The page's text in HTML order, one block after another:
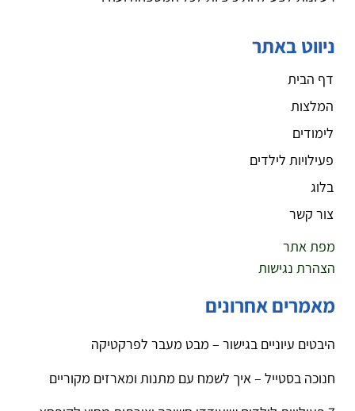
ניווט באתר
דף הבית
המלצות
לימודים
פעילויות לילדים
בלוג
צור קשר
מפת אתר
הצהרת נגישות
מאמרים אחרונים
היבטים עיוניים בגישור – מבט מעבר לפרקטיקה
חנוכה בסטייל – איך לשמח עם מתנות ומארזים מקוריים